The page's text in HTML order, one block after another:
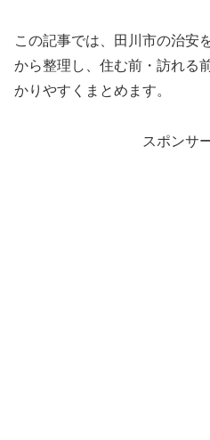
この記事では、田川市の治安
から整理し、住む前・訪れる
かりやすくまとめます。
スポンサ